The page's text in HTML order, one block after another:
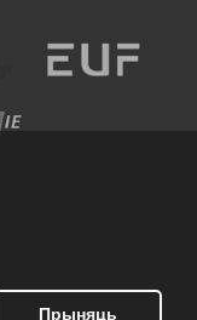
гуманітарны
Прыняць